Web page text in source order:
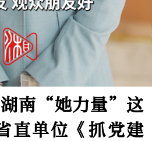
南“她力量”这
直单位《抓党建